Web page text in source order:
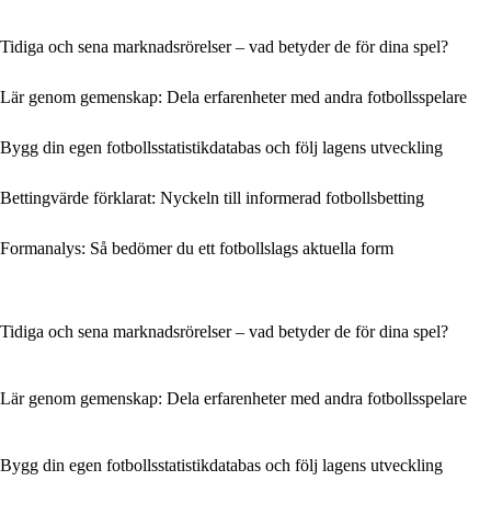
Tidiga och sena marknadsrörelser – vad betyder de för dina spel?
Lär genom gemenskap: Dela erfarenheter med andra fotbollsspelare
Bygg din egen fotbollsstatistikdatabas och följ lagens utveckling
Bettingvärde förklarat: Nyckeln till informerad fotbollsbetting
Formanalys: Så bedömer du ett fotbollslags aktuella form
Tidiga och sena marknadsrörelser – vad betyder de för dina spel?
Lär genom gemenskap: Dela erfarenheter med andra fotbollsspelare
Bygg din egen fotbollsstatistikdatabas och följ lagens utveckling